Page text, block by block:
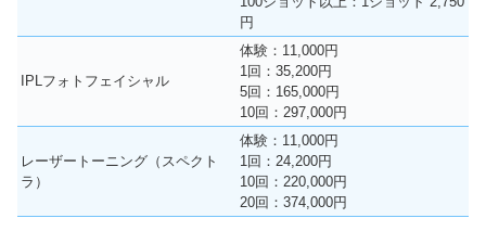
円
IPLフォトフェイシャル
体験：11,000円
1回：35,200円
5回：165,000円
10回：297,000円
レーザートーニング（スペクト
ラ）
体験：11,000円
1回：24,200円
10回：220,000円
20回：374,000円